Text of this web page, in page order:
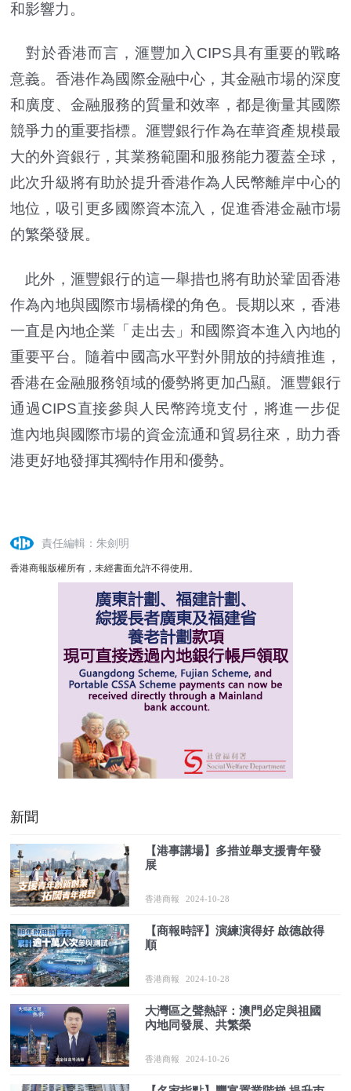
和影響力。
對於香港而言，滙豐加入CIPS具有重要的戰略
意義。香港作為國際金融中心，其金融市場的深度
和廣度、金融服務的質量和效率，都是衡量其國際
競爭力的重要指標。滙豐銀行作為在華資產規模最
大的外資銀行，其業務範圍和服務能力覆蓋全球，
此次升級將有助於提升香港作為人民幣離岸中心的
地位，吸引更多國際資本流入，促進香港金融市場
的繁榮發展。
此外，滙豐銀行的這一舉措也將有助於鞏固香港
作為內地與國際市場橋樑的角色。長期以來，香港
一直是內地企業「走出去」和國際資本進入內地的
重要平台。隨着中國高水平對外開放的持續推進，
香港在金融服務領域的優勢將更加凸顯。滙豐銀行
通過CIPS直接參與人民幣跨境支付，將進一步促
進內地與國際市場的資金流通和貿易往來，助力香
港更好地發揮其獨特作用和優勢。
責任編輯：朱劍明
香港商報版權所有，未經書面允許不得使用。
新聞
【港事講場】多措並舉支援青年發
展
香港商報 2024-10-28
【商報時評】演練演得好 啟德啟得
順
香港商報 2024-10-28
大灣區之聲熱評：澳門必定與祖國
內地同發展、共繁榮
香港商報 2024-10-26